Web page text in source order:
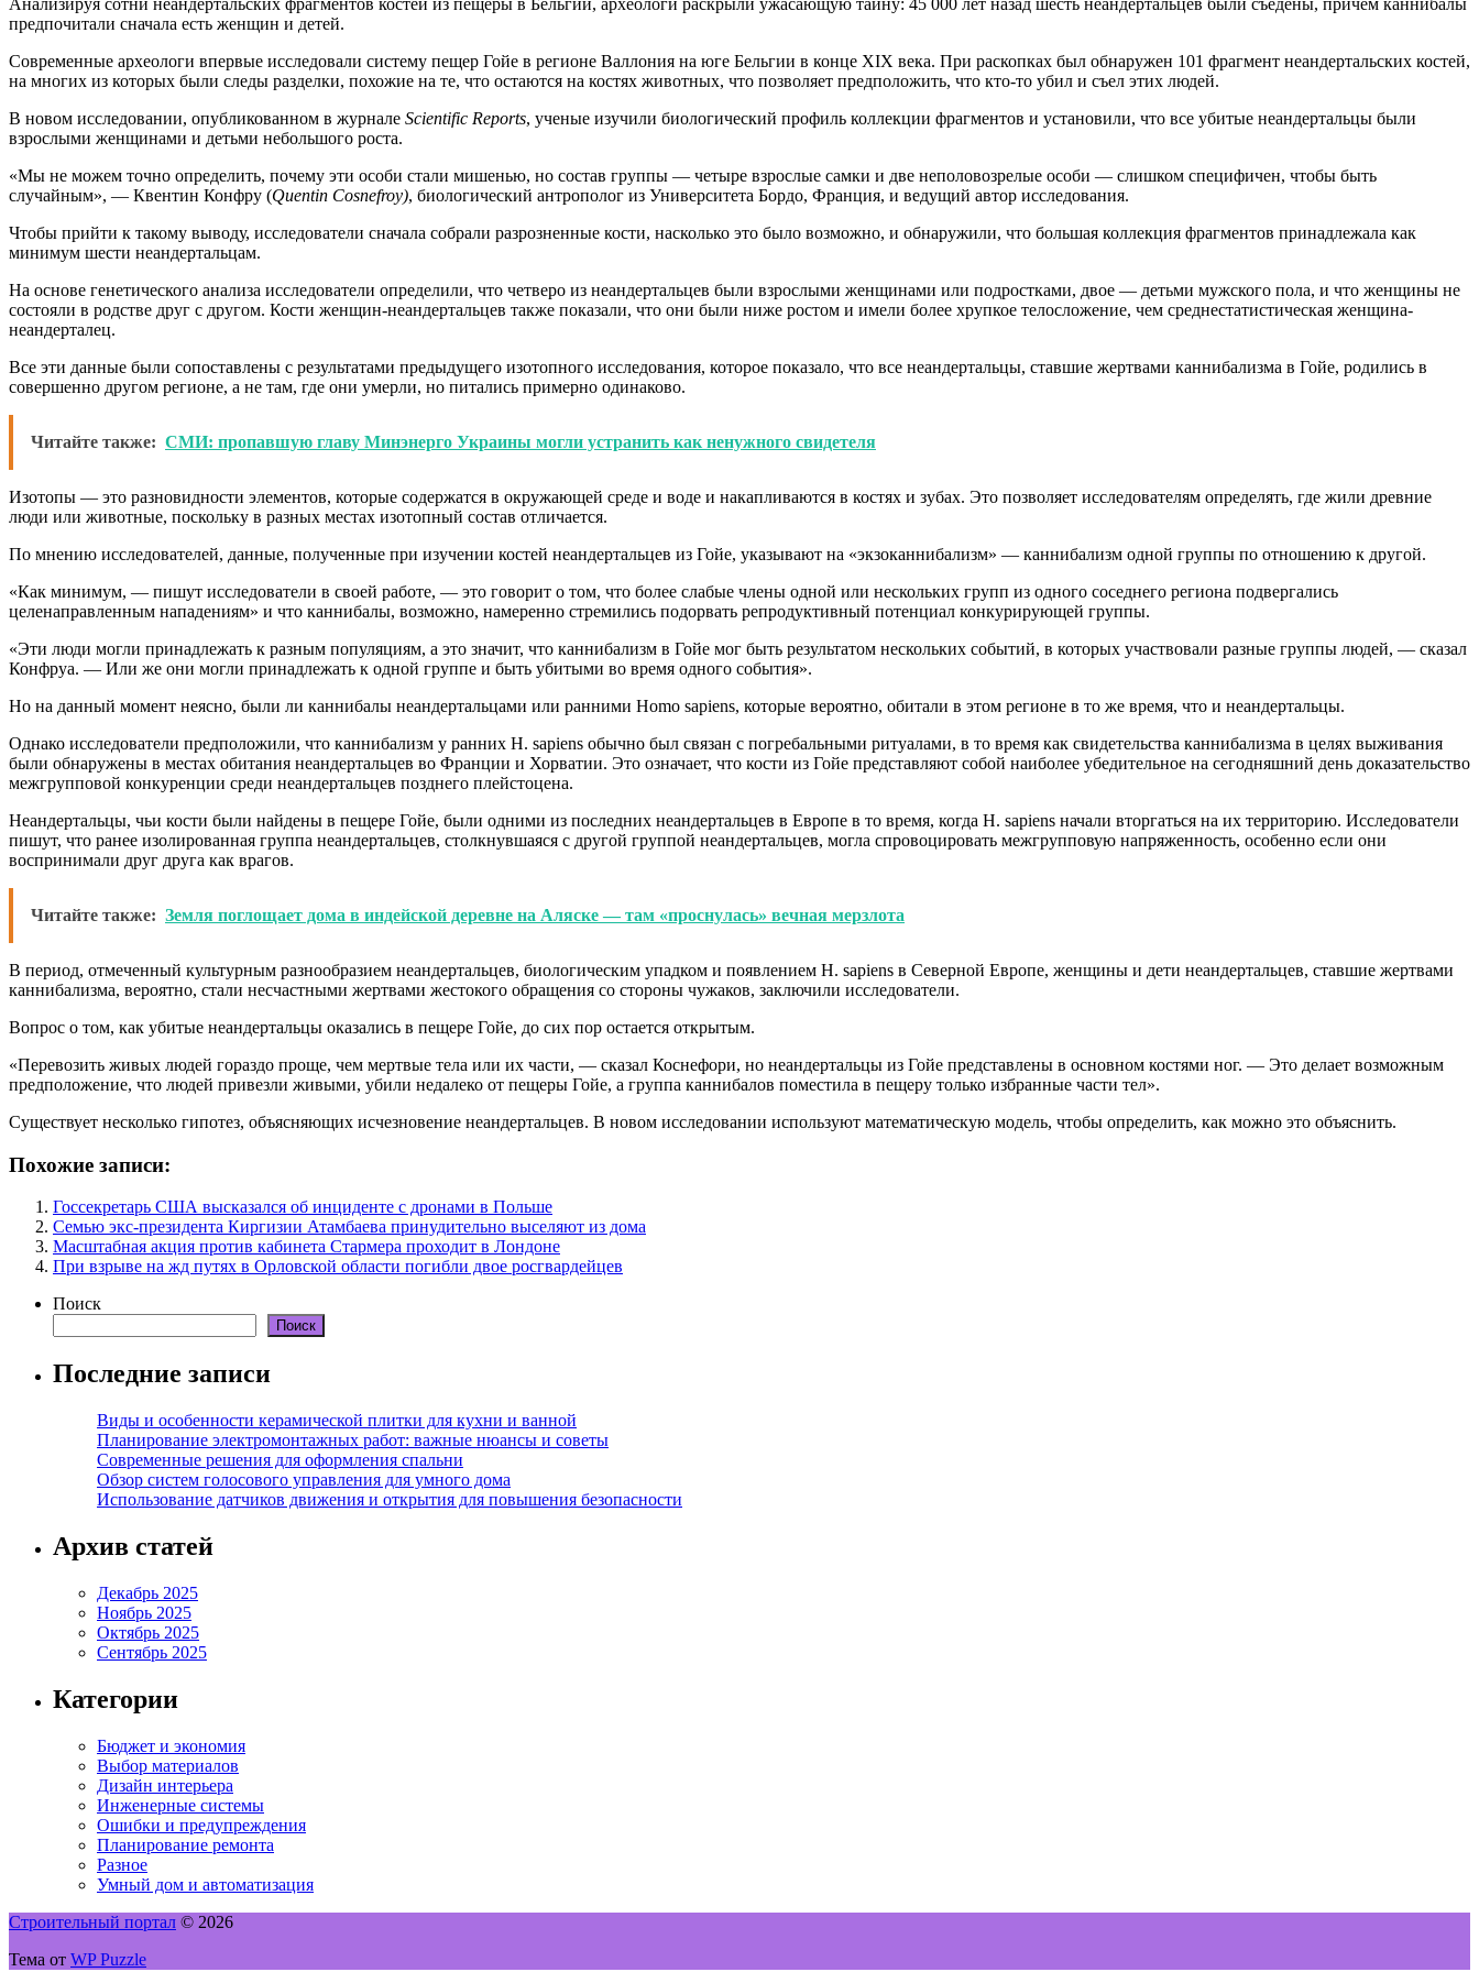
предпочитали сначала есть женщин и детей.
Современные археологи впервые исследовали систему пещер Гойе в регионе Валлония на юге Бельгии в конце XIX века. При раскопках был обнаружен 101 фрагмент неандертальских костей,
на многих из которых были следы разделки, похожие на те, что остаются на костях животных, что позволяет предположить, что кто-то убил и съел этих людей.
В новом исследовании, опубликованном в журнале Scientific Reports, ученые изучили биологический профиль коллекции фрагментов и установили, что все убитые неандертальцы были
взрослыми женщинами и детьми небольшого роста.
«Мы не можем точно определить, почему эти особи стали мишенью, но состав группы — четыре взрослые самки и две неполовозрелые особи — слишком специфичен, чтобы быть
случайным», — Квентин Конфру (Quentin Cosnefroy), биологический антрополог из Университета Бордо, Франция, и ведущий автор исследования.
Чтобы прийти к такому выводу, исследователи сначала собрали разрозненные кости, насколько это было возможно, и обнаружили, что большая коллекция фрагментов принадлежала как
минимум шести неандертальцам.
На основе генетического анализа исследователи определили, что четверо из неандертальцев были взрослыми женщинами или подростками, двое — детьми мужского пола, и что женщины не
состояли в родстве друг с другом. Кости женщин-неандертальцев также показали, что они были ниже ростом и имели более хрупкое телосложение, чем среднестатистическая женщина-
неандерталец.
Все эти данные были сопоставлены с результатами предыдущего изотопного исследования, которое показало, что все неандертальцы, ставшие жертвами каннибализма в Гойе, родились в
совершенно другом регионе, а не там, где они умерли, но питались примерно одинаково.
Читайте также: СМИ: пропавшую главу Минэнерго Украины могли устранить как ненужного свидетеля
Изотопы — это разновидности элементов, которые содержатся в окружающей среде и воде и накапливаются в костях и зубах. Это позволяет исследователям определять, где жили древние
люди или животные, поскольку в разных местах изотопный состав отличается.
По мнению исследователей, данные, полученные при изучении костей неандертальцев из Гойе, указывают на «экзоканнибализм» — каннибализм одной группы по отношению к другой.
«Как минимум, — пишут исследователи в своей работе, — это говорит о том, что более слабые члены одной или нескольких групп из одного соседнего региона подвергались
целенаправленным нападениям» и что каннибалы, возможно, намеренно стремились подорвать репродуктивный потенциал конкурирующей группы.
«Эти люди могли принадлежать к разным популяциям, а это значит, что каннибализм в Гойе мог быть результатом нескольких событий, в которых участвовали разные группы людей, — сказал
Конфруа. — Или же они могли принадлежать к одной группе и быть убитыми во время одного события».
Но на данный момент неясно, были ли каннибалы неандертальцами или ранними Homo sapiens, которые вероятно, обитали в этом регионе в то же время, что и неандертальцы.
Однако исследователи предположили, что каннибализм у ранних H. sapiens обычно был связан с погребальными ритуалами, в то время как свидетельства каннибализма в целях выживания
были обнаружены в местах обитания неандертальцев во Франции и Хорватии. Это означает, что кости из Гойе представляют собой наиболее убедительное на сегодняшний день доказательство
межгрупповой конкуренции среди неандертальцев позднего плейстоцена.
Неандертальцы, чьи кости были найдены в пещере Гойе, были одними из последних неандертальцев в Европе в то время, когда H. sapiens начали вторгаться на их территорию. Исследователи
пишут, что ранее изолированная группа неандертальцев, столкнувшаяся с другой группой неандертальцев, могла спровоцировать межгрупповую напряженность, особенно если они
воспринимали друг друга как врагов.
Читайте также: Земля поглощает дома в индейской деревне на Аляске — там «проснулась» вечная мерзлота
В период, отмеченный культурным разнообразием неандертальцев, биологическим упадком и появлением H. sapiens в Северной Европе, женщины и дети неандертальцев, ставшие жертвами
каннибализма, вероятно, стали несчастными жертвами жестокого обращения со стороны чужаков, заключили исследователи.
Вопрос о том, как убитые неандертальцы оказались в пещере Гойе, до сих пор остается открытым.
«Перевозить живых людей гораздо проще, чем мертвые тела или их части, — сказал Коснефори, но неандертальцы из Гойе представлены в основном костями ног. — Это делает возможным
предположение, что людей привезли живыми, убили недалеко от пещеры Гойе, а группа каннибалов поместила в пещеру только избранные части тел».
Существует несколько гипотез, объясняющих исчезновение неандертальцев. В новом исследовании используют математическую модель, чтобы определить, как можно это объяснить.
Похожие записи:
Госсекретарь США высказался об инциденте с дронами в Польше
Семью экс-президента Киргизии Атамбаева принудительно выселяют из дома
Масштабная акция против кабинета Стармера проходит в Лондоне
При взрыве на жд путях в Орловской области погибли двое росгвардейцев
Поиск
Поиск
Последние записи
Виды и особенности керамической плитки для кухни и ванной
Планирование электромонтажных работ: важные нюансы и советы
Современные решения для оформления спальни
Обзор систем голосового управления для умного дома
Использование датчиков движения и открытия для повышения безопасности
Архив статей
Декабрь 2025
Ноябрь 2025
Октябрь 2025
Сентябрь 2025
Категории
Бюджет и экономия
Выбор материалов
Дизайн интерьера
Инженерные системы
Ошибки и предупреждения
Планирование ремонта
Разное
Умный дом и автоматизация
Строительный портал © 2026
Тема от WP Puzzle